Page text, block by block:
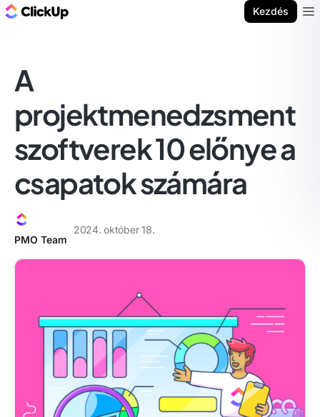
Kezdés
A
projektmenedzsment
szoftverek 10 előnye a
csapatok számára
PMO Team
2024. október 18.